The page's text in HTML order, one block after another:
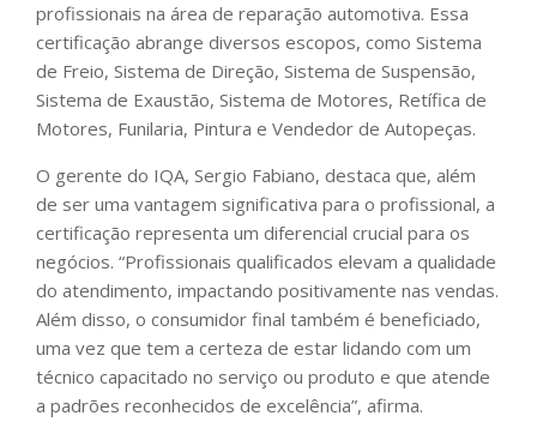
profissionais na área de reparação automotiva. Essa
certificação abrange diversos escopos, como Sistema
de Freio, Sistema de Direção, Sistema de Suspensão,
Sistema de Exaustão, Sistema de Motores, Retífica de
Motores, Funilaria, Pintura e Vendedor de Autopeças.
O gerente do IQA, Sergio Fabiano, destaca que, além
de ser uma vantagem significativa para o profissional, a
certificação representa um diferencial crucial para os
negócios. “Profissionais qualificados elevam a qualidade
do atendimento, impactando positivamente nas vendas.
Além disso, o consumidor final também é beneficiado,
uma vez que tem a certeza de estar lidando com um
técnico capacitado no serviço ou produto e que atende
a padrões reconhecidos de excelência”, afirma.